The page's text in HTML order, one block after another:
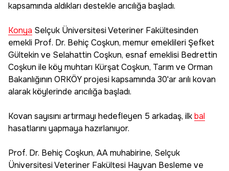
kapsamında aldıkları destekle arıcılığa başladı.
Konya Selçuk Üniversitesi Veteriner Fakültesinden
emekli Prof. Dr. Behiç Coşkun, memur emeklileri Şefket
Gültekin ve Selahattin Coşkun, esnaf emeklisi Bedrettin
Coşkun ile köy muhtarı Kürşat Coşkun, Tarım ve Orman
Bakanlığının ORKÖY projesi kapsamında 30'ar arılı kovan
alarak köylerinde arıcılığa başladı.
Kovan sayısını artırmayı hedefleyen 5 arkadaş, ilkbal
hasatlarını yapmaya hazırlanıyor.
Prof. Dr. Behiç Coşkun, AA muhabirine, Selçuk
Üniversitesi Veteriner Fakültesi Hayvan Besleme ve